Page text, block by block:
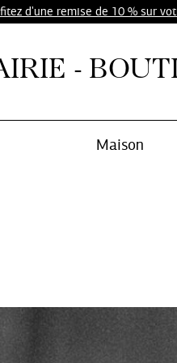
d'une remise de 10 % sur
-
Maison